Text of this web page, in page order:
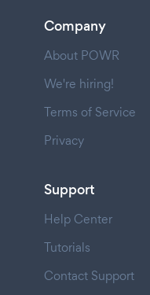
Company
About POWR
We're hiring!
Terms of Service
Privacy
Support
Help Center
Tutorials
Contact Support